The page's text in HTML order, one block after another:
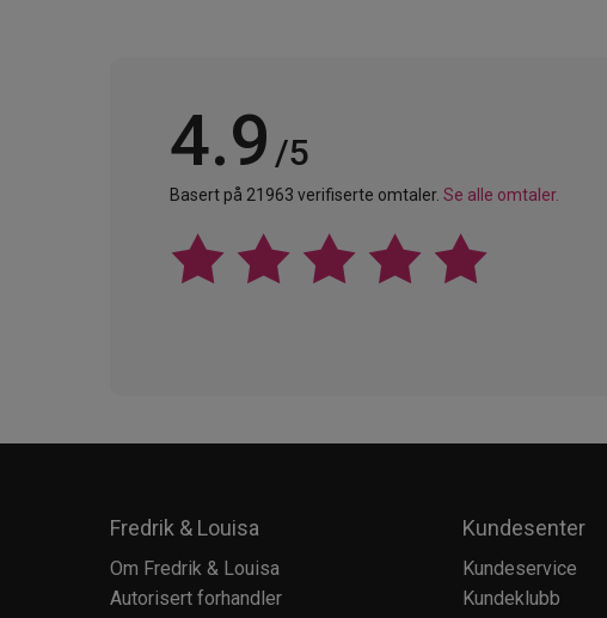
4.9 /5
Basert på 21963 verifiserte omtaler. Se alle omtaler.
Fredrik & Louisa
Om Fredrik & Louisa
Autorisert forhandler
Kundesenter
Kundeservice
Kundeklubb